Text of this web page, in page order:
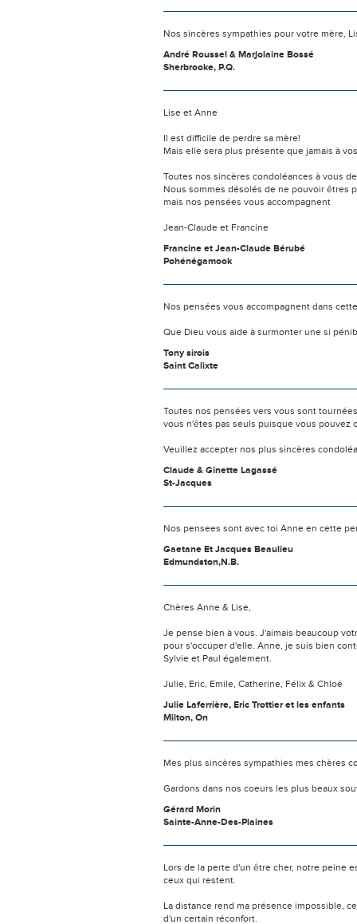
Nos sincères sympathies pour votre mère,
André Roussel & Marjolaine Bossé
Sherbrooke, P.Q.
Lise et Anne
Il est difficile de perdre sa mère!
Mais elle sera plus présente que jamais à
Toutes nos sincères condoléances à vous
Nous sommes désolés de ne pouvoir êtres
mais nos pensées vous accompagnent
Jean-Claude et Francine
Francine et Jean-Claude Bérubé
Pohénégamook
Nos pensées vous accompagnent dans
Que Dieu vous aide à surmonter une si
Tony sirois
Saint Calixte
Toutes nos pensées vers vous sont
vous n'êtes pas seuls puisque vous pouvez
Veuillez accepter nos plus sincères
Claude & Ginette Lagassé
St-Jacques
Nos pensees sont avec toi Anne en cette
Gaetane Et Jacques Beaulieu
Edmundston,N.B.
Chères Anne & Lise,
Je pense bien à vous. J'aimais beaucoup
pour s'occuper d'elle. Anne, je suis bien
Sylvie et Paul également.
Julie, Eric, Emile, Catherine, Félix & Chloé
Julie Laferrière, Eric Trottier et les enfants
Milton, On
Mes plus sincères sympathies mes chères
Gardons dans nos coeurs les plus beaux
Gérard Morin
Sainte-Anne-Des-Plaines
Lors de la perte d'un être cher, notre peine
ceux qui restent.
La distance rend ma présence impossible,
d'un certain réconfort.